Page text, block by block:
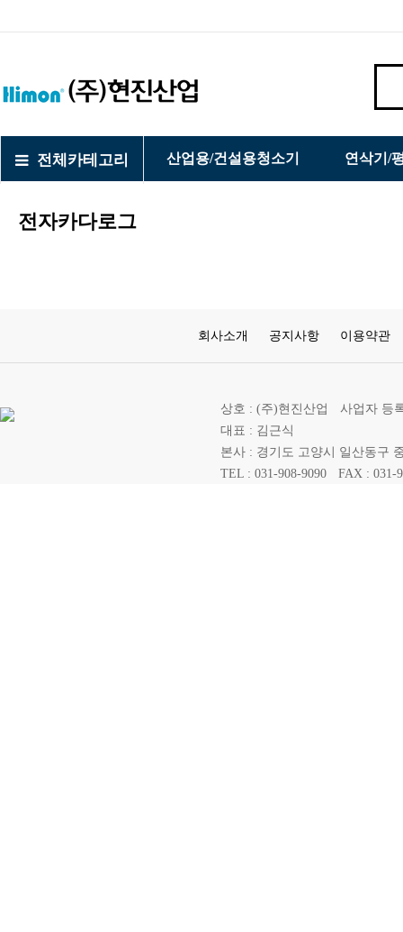
전체카테고리 산업용/건설용청소기 연삭기/
전자카다로그
회사소개 공지사항 이용약관
상호 : (주)현진산업
사업자 등
대표 : 김근식
본사 : 경기도 고양시 일산동구
TEL : 031-908-9090
FAX : 031-